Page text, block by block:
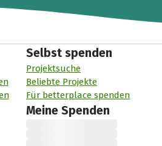
Selbst spenden
Projektsuche
Beliebte Projekte
Für betterplace spenden
Meine Spenden